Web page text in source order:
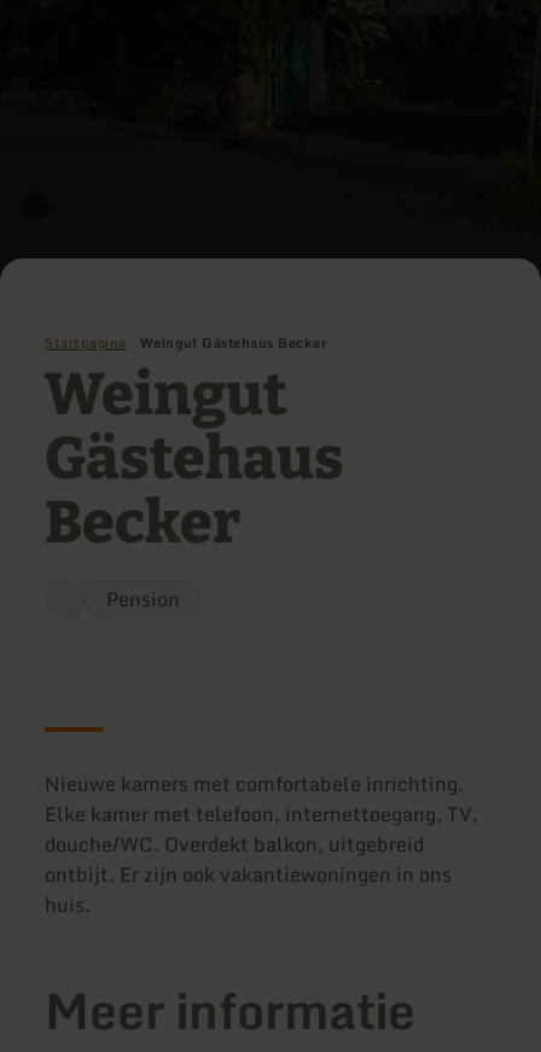
Startpagina Weingut Gästehaus Becker
Weingut
Gästehaus
Becker
Pension
Nieuwe kamers met comfortabele inrichting.
Elke kamer met telefoon, internettoegang, TV,
douche/WC. Overdekt balkon, uitgebreid
ontbijt. Er zijn ook vakantiewoningen in ons
huis.
Meer informatie